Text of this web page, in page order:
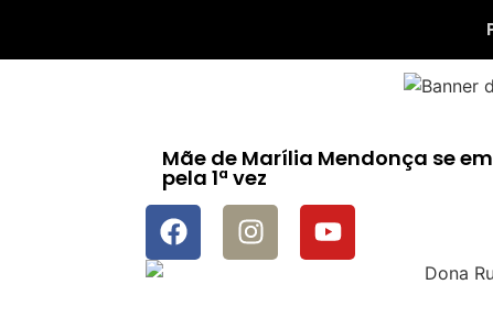
Mãe de Marília Mendonça se
pela 1ª vez